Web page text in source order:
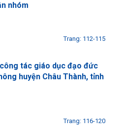
nhóm
Trang: 112-115
tác giáo dục đạo đức
huyện Châu Thành, tỉnh
Trang: 116-120